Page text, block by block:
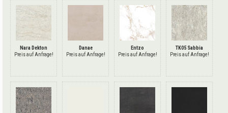
Nara Dekton
Preis auf Anfrage!
Danae
Preis auf Anfrage!
Entzo
Preis auf Anfrage!
TK05 Sabbia
Preis auf Anfrage!